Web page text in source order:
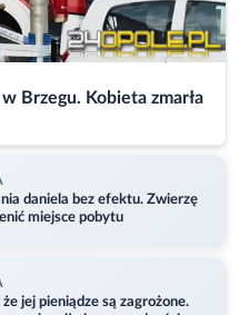
Brzegu. Kobieta zmarła
daniela bez efektu. Zwierzę
miejsce pobytu
że jej pieniądze są zagrożone.